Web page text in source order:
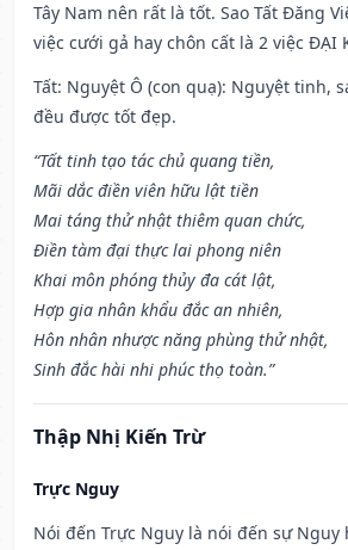
Tây Nam nên rất là tốt. Sao Tất Đăng
việc cưới gả hay chôn cất là 2 việc ĐẠI
Tất: Nguyệt Ô (con quạ): Nguyệt tinh,
đều được tốt đẹp.
“Tất tinh tạo tác chủ quang tiền,
Mãi dắc điền viên hữu lật tiền
Mai táng thử nhật thiêm quan chức,
Điền tàm đại thực lai phong niên
Khai môn phóng thủy đa cát lật,
Hợp gia nhân khẩu đắc an nhiên,
Hôn nhân nhược năng phùng thử nhật,
Sinh đắc hài nhi phúc thọ toàn.”
Thập Nhị Kiến Trừ
Trực Nguy
Nói đến Trực Nguy là nói đến sự Nguy